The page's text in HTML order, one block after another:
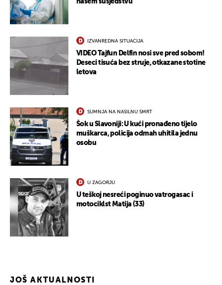
IZVANREDNA SITUACIJA
VIDEO Tajfun Delfin nosi sve pred sobom!
Deseci tisuća bez struje, otkazane stotine
letova
SUMNJA NA NASILNU SMRT
Šok u Slavoniji: U kući pronađeno tijelo
muškarca, policija odmah uhitila jednu
osobu
U ZAGORJU
U teškoj nesreći poginuo vatrogasac i
motociklst Matija (33)
JOŠ AKTUALNOSTI